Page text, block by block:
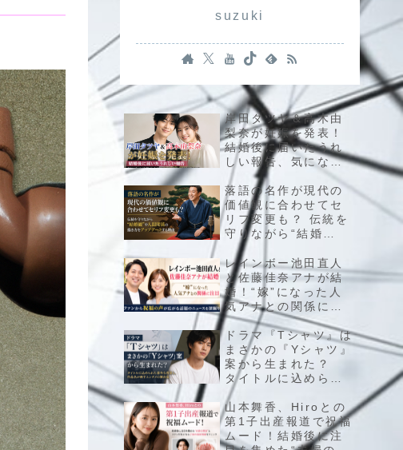
suzuki
岸田タツヤ＆高木由
梨奈が妊娠を発表！
結婚後に届いたうれ
しい報告、気になる
子供や夫婦のこれか
らに注目集まる
落語の名作が現代の
価値観に合わせてセ
リフ変更も？ 伝統を
守りながら“結婚
観”や人間関係の描き
方をアップデートす
る理由
レインボー池田直人
と佐藤佳奈アナが結
婚！“嫁”になった人
気アナとの関係に注
目、ファンから祝福
の声が広がる話題の
ニュースを深掘り
ドラマ『Tシャツ』は
まさかの『Yシャツ』
案から生まれた？
タイトルに込められ
た意外な背景と、作
品名が映すエンタメ
の舞台裏
山本舞香、Hiroとの
第1子出産報道で祝福
ムード！結婚後に注